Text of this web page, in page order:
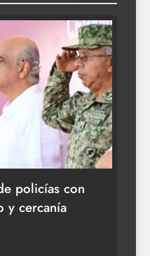
policías con
y cercanía